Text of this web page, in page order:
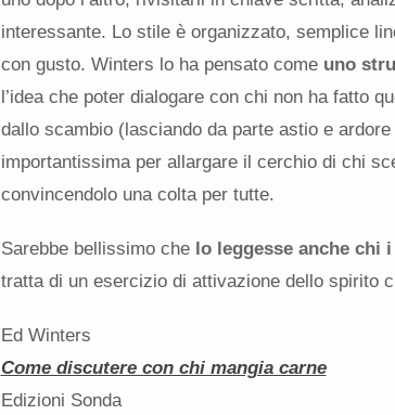
interessante. Lo stile è organizzato, semplice
con gusto. Winters lo ha pensato come uno
l’idea che poter dialogare con chi non ha fatto
dallo scambio (lasciando da parte astio e
importantissima per allargare il cerchio di chi
convincendolo una colta per tutte.
Sarebbe bellissimo che lo leggesse anche chi
tratta di un esercizio di attivazione dello spirito
Ed Winters
Come discutere con chi mangia carne
Edizioni Sonda